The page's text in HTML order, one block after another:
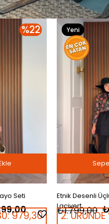
Seti
%22
979,30
Etnik Desenli
₺1.799,00
Yeni
Ürün
2.